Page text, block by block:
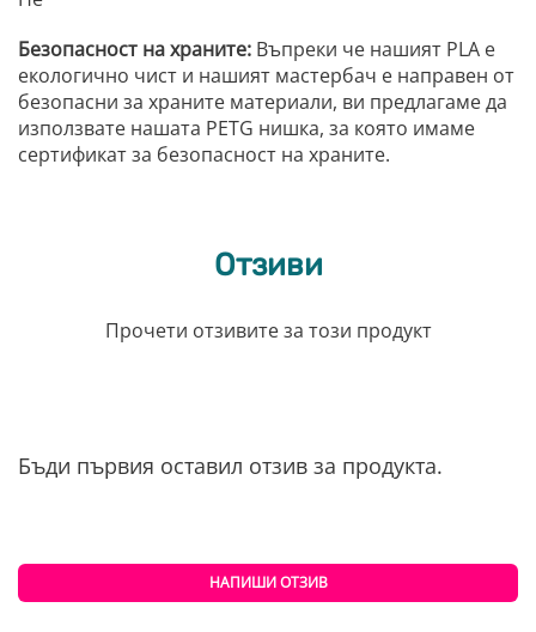
Безопасност на храните: Въпреки че нашият PLA е
екологично чист и нашият мастербач е направен от
безопасни за храните материали, ви предлагаме да
използвате нашата PETG нишка, за която имаме
сертификат за безопасност на храните.
Отзиви
Прочети отзивите за този продукт
Бъди първия оставил отзив за продукта.
НАПИШИ ОТЗИВ